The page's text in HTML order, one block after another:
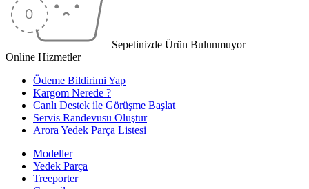
Sepetinizde Ürün Bulunmuyor
Online Hizmetler
Ödeme Bildirimi Yap
Kargom Nerede ?
Canlı Destek ile Görüşme Başlat
Servis Randevusu Oluştur
Arora Yedek Parça Listesi
Modeller
Yedek Parça
Treeporter